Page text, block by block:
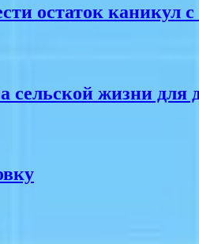
остаток каникул
сельской жизни для